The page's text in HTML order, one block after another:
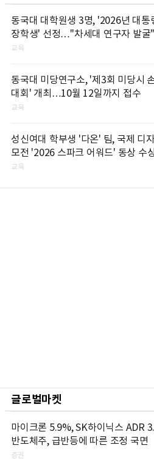
동국대 대학원생 3명, '2026년 대통
장학생' 선정…"차세대 연구자 발굴"
교육
동국대 미당연구소, '제3회 미당시
대회' 개최…10월 12일까지 접수
교육
성신여대 학부생 '다온' 팀, 국제 디
모전 '2026 스파크 어워드' 동상 수
교육
글로벌마켓
마이크론 5.9%, SK하이닉스 ADR
반도체주, 급반등에 따른 조정 국면
증권